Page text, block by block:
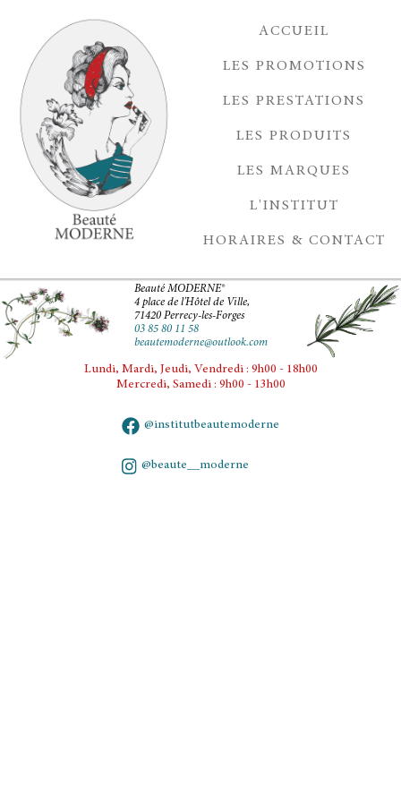
ACCUEIL
LES PROMOTIONS
LES PRESTATIONS
LES PRODUITS
LES MARQUES
L'INSTITUT
HORAIRES & CONTACT
Beauté MODERNE®
4 place de l'Hôtel de Ville,
71420 Perrecy-les-Forges
03 85 80 11 58
beautemoderne@outlook.com
Lundi, Mardi, Jeudi, Vendredi : 9h00 - 18h00
Mercredi, Samedi : 9h00 - 13h00
@institutbeautemoderne
@beaute__moderne